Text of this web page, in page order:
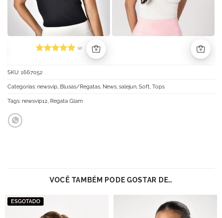
de 5
(2)
SKU: 1667052
Categorias: newsvip, Blusas/Regatas, News, salejun, Soft, Tops
Tags: newsvip12, Regata Glam
VOCÊ TAMBÉM PODE GOSTAR DE…
ESGOTADO